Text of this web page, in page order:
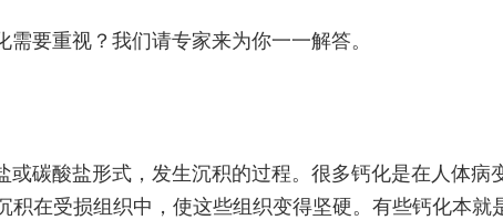
要重视？我们请专家来为你一一解答。
或碳酸盐形式，发生沉积的过程。很多钙化是在人体病
积在受损组织中，使这些组织变得坚硬。有些钙化本就